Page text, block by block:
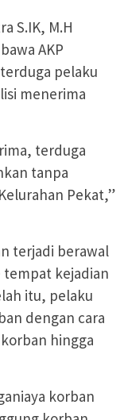
S.IK, M.H
AKP
pelaku
menerima
terduga
tanpa
Pekat,”
terjadi berawal
tempat kejadian
itu, pelaku
dengan cara
hingga
korban